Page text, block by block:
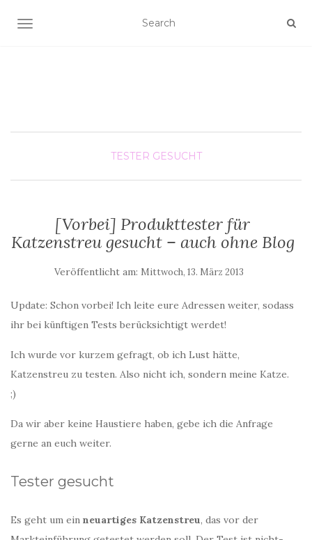
SCHALTE NAVIGATION
TESTER GESUCHT
[Vorbei] Produkttester für
Katzenstreu gesucht – auch ohne Blog
Veröffentlicht am: Mittwoch, 13. März 2013
Update: Schon vorbei! Ich leite eure Adressen weiter, sodass
ihr bei künftigen Tests berücksichtigt werdet!
Ich wurde vor kurzem gefragt, ob ich Lust hätte,
Katzenstreu zu testen. Also nicht ich, sondern meine Katze.
;)
Da wir aber keine Haustiere haben, gebe ich die Anfrage
gerne an euch weiter.
Tester gesucht
Es geht um ein neuartiges Katzenstreu, das vor der